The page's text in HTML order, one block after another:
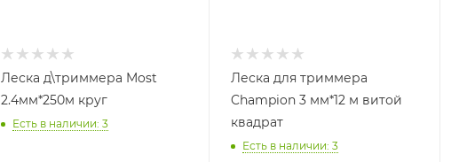
Леска д\триммера Most
2.4мм*250м круг
Есть в наличии: 3
Леска для триммера
Champion 3 мм*12 м витой
квадрат
Есть в наличии: 3